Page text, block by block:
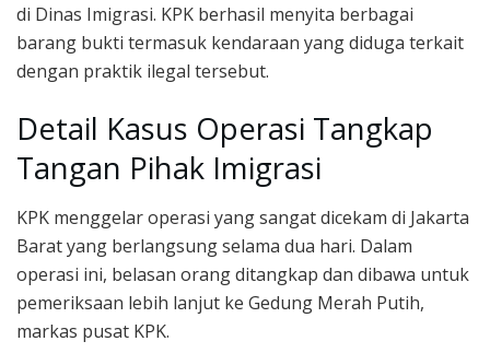
di Dinas Imigrasi. KPK berhasil menyita berbagai
barang bukti termasuk kendaraan yang diduga terkait
dengan praktik ilegal tersebut.
Detail Kasus Operasi Tangkap
Tangan Pihak Imigrasi
KPK menggelar operasi yang sangat dicekam di Jakarta
Barat yang berlangsung selama dua hari. Dalam
operasi ini, belasan orang ditangkap dan dibawa untuk
pemeriksaan lebih lanjut ke Gedung Merah Putih,
markas pusat KPK.